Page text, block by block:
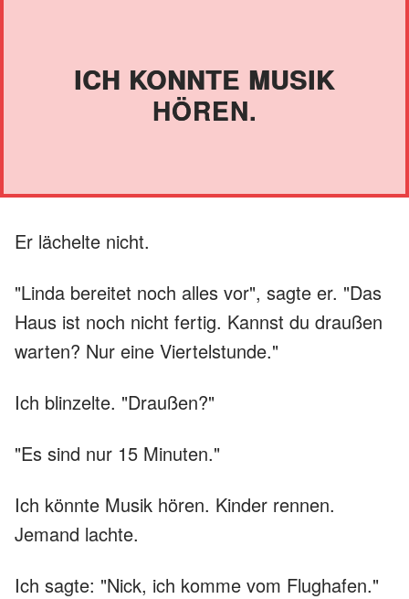
ICH KONNTE MUSIK
HÖREN.
Er lächelte nicht.
"Linda bereitet noch alles vor", sagte er. "Das
Haus ist noch nicht fertig. Kannst du draußen
warten? Nur eine Viertelstunde."
Ich blinzelte. "Draußen?"
"Es sind nur 15 Minuten."
Ich könnte Musik hören. Kinder rennen.
Jemand lachte.
Ich sagte: "Nick, ich komme vom Flughafen."